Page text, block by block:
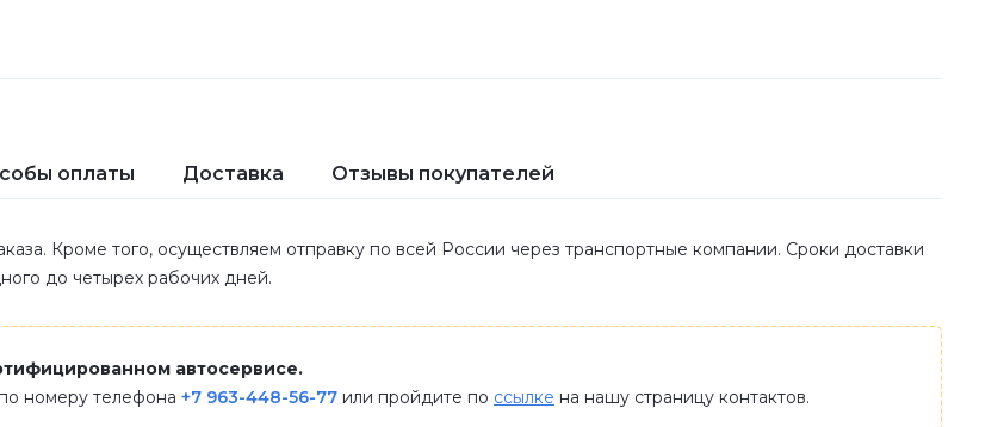
оплаты Доставка Отзывы покупателей
Кроме того, осуществляем отправку по всей России через транспортные компании. Сроки доставки
до четырех рабочих дней.
автосервисе.
номеру телефона +7 963-448-56-77 или пройдите по ссылке на нашу страницу контактов.